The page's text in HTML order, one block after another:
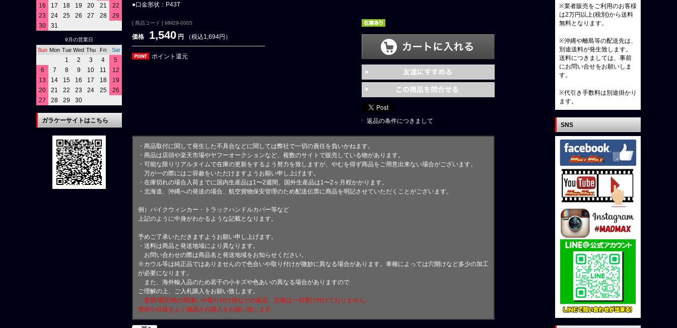
●口金形状：P43T
[ 商品コード ] MM29-0005
価格 1,540 円 （税込1,694円）
ポイント還元
返品の条件につきまして
・商品取付に関して発生した不具合などに関しては弊社で一切の責任を負いかねます。
・商品は店頭や楽天市場やヤフーオークションなど、複数のサイトで販売している物があります。
・可能な限りリアルタイムで在庫の更新をするよう努力を致しますが、やむを得ず商品をご用意出来ない場合がございます。
万が一の際にはご容赦をいただけますようお願い申し上げます。
・在庫切れの場合入荷までに国内生産品は1〜2週間、国外生産品は1〜2ヶ月程かかります。
・北海道、沖縄への発送の場合、航空貨物保安管理のため配送伝票に商品を明記させていただくことがございます。
例）バイクウィンカー・トラックハンドルカバー等など
上記のように中身がわかるような記載となります。
予めご了承いただきますようお願い申し上げます。
・送料は商品と発送地域により異なります。
お問い合わせの際は商品名と発送地域をお知らせください。
※カウル等は純正品ではありませんので色合いや取り付けが微妙に異なる場合があります。車種によっては穴開けなど多少の加工
が必要になります。
また、海外輸入品のため若干の小キズや色あいの異なる場合がありますので
ご理解の上、ご入札購入をお願い致します。
・形状/電圧/色の間違いや取り付け後などの返品、交換は一切受け付けておりません。
形状や仕様をよく確認され購入をお願い致します。
16
17 18 19 20 21
22
23
24 25 26 27 28
29
30
31
9月の営業日
Sun Mon Tue Wed Thu Fri Sat
1 2 3 4
5
6
7 8 9 10 11
12
13
14 15 16 17 18
19
20
21 22 23 24 25
26
27
28 29 30
ガラケーサイトはこちら
※業者販売をご利用のお客様
は2万円以上(税別)から送料
無料となります。
※沖縄や離島等の配送先は、
別途送料が発生致します。
送料につきましては、事前
にお問い合せをお願いしま
す。
※代引き手数料は別途掛かり
ます。
SNS